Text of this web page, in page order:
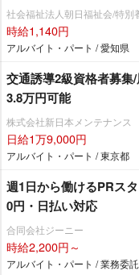
社会福祉法人朝日福祉会/特別
時給1,140円
アルバイト・パート / 愛知県
交通誘導2級資格者募
3.8万円可能
株式会社新日本メンテナンス
日給1万9,000円
アルバイト・パート / 東京都
週1日から働けるPRス
0円・日払い対応
合同会社ジーニー
時給2,200円～
アルバイト・パート / 業務委